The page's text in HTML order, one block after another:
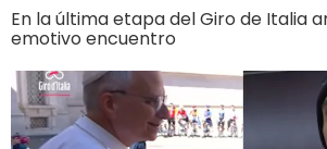
En la última etapa del Giro de Italia
emotivo encuentro